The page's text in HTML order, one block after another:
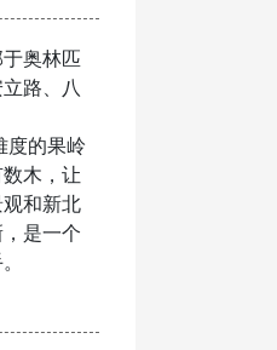
奥林匹
路、八
度的果岭
木，让
和新北
是一个